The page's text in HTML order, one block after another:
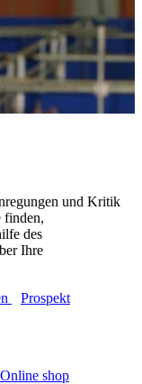
und Kritik
finden,
des
Ihre
Prospekt
Online shop